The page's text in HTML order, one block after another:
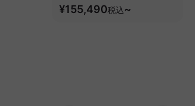
イトアッシュ材】
¥155,490税込~